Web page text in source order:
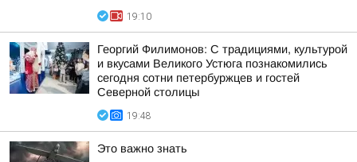
19:10
Георгий Филимонов: С традициями, культурой
и вкусами Великого Устюга познакомились
сегодня сотни петербуржцев и гостей
Северной столицы
19:48
Это важно знать